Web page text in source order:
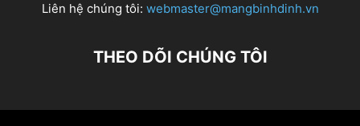
Liên hệ chúng tôi: webmaster@mangbinhdinh.vn
THEO DÕI CHÚNG TÔI